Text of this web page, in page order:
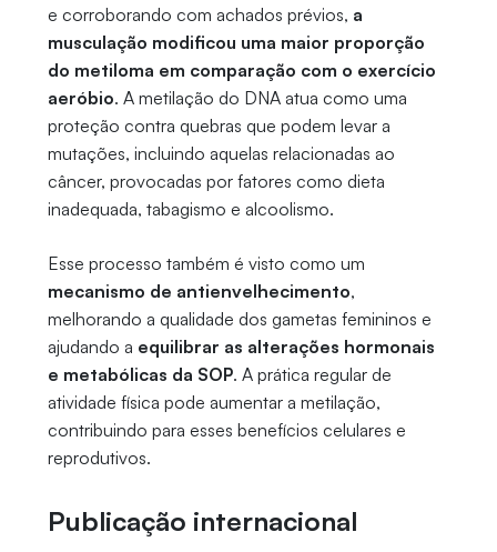
e corroborando com achados prévios, a
musculação modificou uma maior proporção
do metiloma em comparação com o exercício
aeróbio. A metilação do DNA atua como uma
proteção contra quebras que podem levar a
mutações, incluindo aquelas relacionadas ao
câncer, provocadas por fatores como dieta
inadequada, tabagismo e alcoolismo.
Esse processo também é visto como um
mecanismo de antienvelhecimento,
melhorando a qualidade dos gametas femininos e
ajudando a equilibrar as alterações hormonais
e metabólicas da SOP. A prática regular de
atividade física pode aumentar a metilação,
contribuindo para esses benefícios celulares e
reprodutivos.
Publicação internacional